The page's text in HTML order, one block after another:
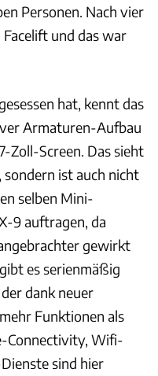
Personen. Nach vier
Facelift und das war
hat, kennt das
Armaturen-Aufbau
Zoll-Screen. Das sieht
sondern ist auch nicht
selben Mini-
9 auftragen, da
gewirkt
es serienmäßig
dank neuer
Funktionen als
Connectivity, Wifi-
sind hier